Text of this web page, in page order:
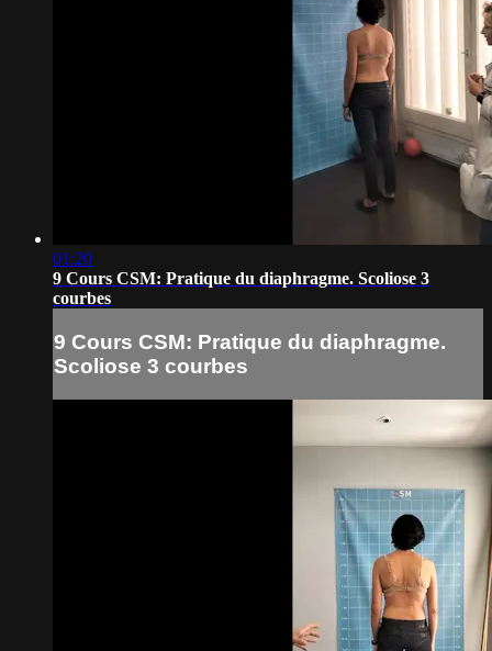
01:20
9 Cours CSM: Pratique du diaphragme. Scoliose 3
courbes
9 Cours CSM: Pratique du diaphragme.
Scoliose 3 courbes